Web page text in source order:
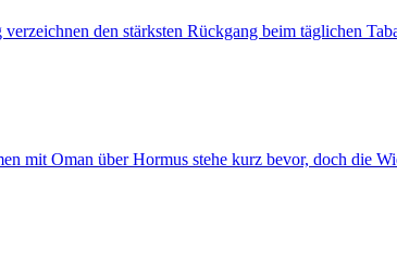
den stärksten Rückgang beim täglichen
mit Oman über Hormus stehe kurz bevor, doch die